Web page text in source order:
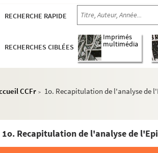
RECHERCHE RAPIDE
RECHERCHES CIBLÉES
Imprimés
multimédia
CCFr > 1o. Recapitulation de l'analyse de
1o. Recapitulation de l'analyse de
2107. Catechîme sur le Symbole des Apôtres
2108. Entretiens entre Irenée et Philalette
2110. (Explication de) l'Epître de S. Paul
2111. Les Pseaumes de David expliqués à
2115. (Recueil.) Huit écrits de M. Rufin
2116. (Recueil)